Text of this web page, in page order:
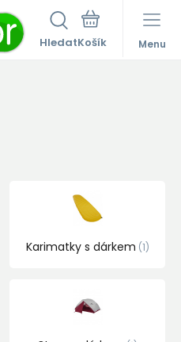
Hledat Menu
Karimatky s dárkem 1